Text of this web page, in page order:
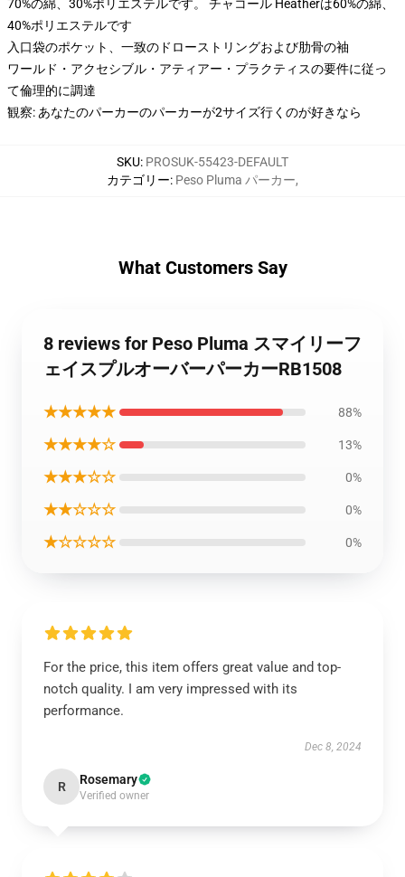
70%の綿、30%ポリエステルです。 チャコール Heatherは60%の綿、
40%ポリエステルです
入口袋のポケット、一致のドローストリングおよび肋骨の袖
ワールド・アクセシブル・アティアー・プラクティスの要件に従っ
て倫理的に調達
観察: あなたのパーカーのパーカーが2サイズ行くのが好きなら
SKU: PROSUK-55423-DEFAULT
カテゴリー: Peso Pluma パーカー,
What Customers Say
8 reviews for Peso Pluma スマイリーフ
ェイスプルオーバーパーカーRB1508
★★★★★ 88%
★★★★☆ 13%
★★★☆☆ 0%
★★☆☆☆ 0%
★☆☆☆☆ 0%
For the price, this item offers great value and top-
notch quality. I am very impressed with its
performance.
Dec 8, 2024
R Rosemary
Verified owner